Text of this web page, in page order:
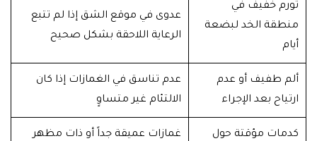
تورم خفيف في
منطقة الخد لبضعة
أيام
عدوى في موقع الشق إذا لم تتبع
الرعاية اللاحقة بشكل صحيح
ألم طفيف أو عدم
ارتياح بعد الإجراء
عدم تناسق في الغمازات إذا كان
الالتئام غير متساوٍ
كدمات مؤقتة حول
غمازات عميقة جداً أو ذات مظهر